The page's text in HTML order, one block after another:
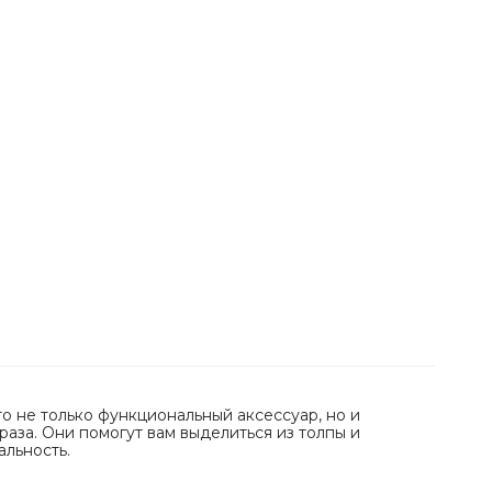
не только функциональный аксессуар, но и
Они помогут вам выделиться из толпы и